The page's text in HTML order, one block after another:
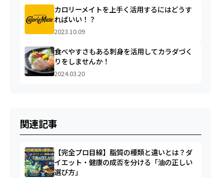
カロリーメイトを上手く活用するにはどうす
ればいい！？
2023.10.09
食べやすさもある刺身を活用してカラダづく
りをしませんか！
2024.03.20
関連記事
【完全プロ目線】脂質の種類と違いとは？ダ
イエット・健康の成否を分ける「油の正しい
選び方」